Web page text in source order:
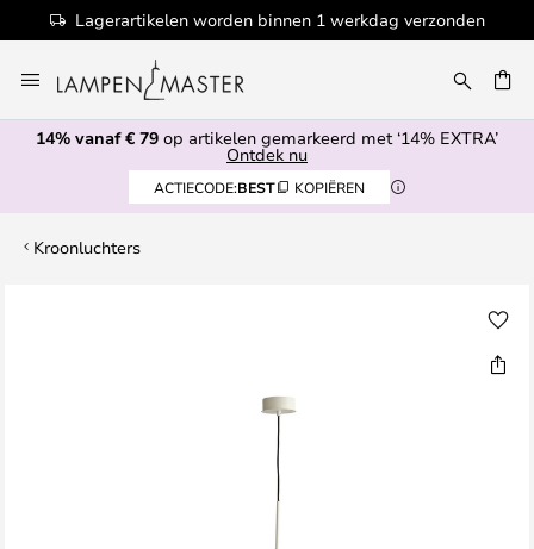
Lagerartikelen worden binnen 1 werkdag verzonden
naar
de
inhoud
14% vanaf € 79 op artikelen gemarkeerd met ‘14% EXTRA’
Ontdek nu
ACTIECODE:BEST KOPIËREN
Kroonluchters